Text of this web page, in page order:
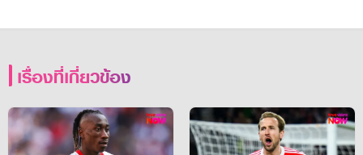
เรื่องที่เกี่ยวข้อง